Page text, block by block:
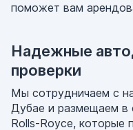
поможет вам
Надежные
проверки
Мы сотрудничаем с
Дубае и размещаем в
Rolls-Royce,